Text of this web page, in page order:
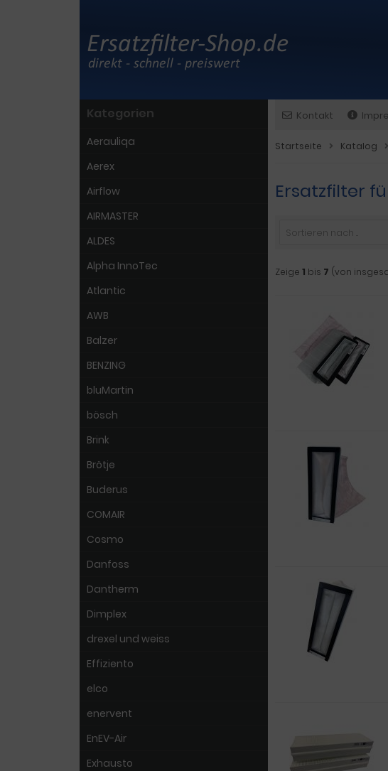
Kontakt
Startseite Katalog
Ersatzfilter
Sortieren nach ...
Zeige 1 bis 7 (von
Kategorien
Aerauliqa
Aerex
Airflow
AIRMASTER
ALDES
Alpha InnoTec
Atlantic
AWB
Balzer
BENZING
bluMartin
bösch
Brink
Brötje
Buderus
COMAIR
Cosmo
Danfoss
Dantherm
Dimplex
drexel und weiss
Effiziento
elco
enervent
EnEV-Air
Exhausto